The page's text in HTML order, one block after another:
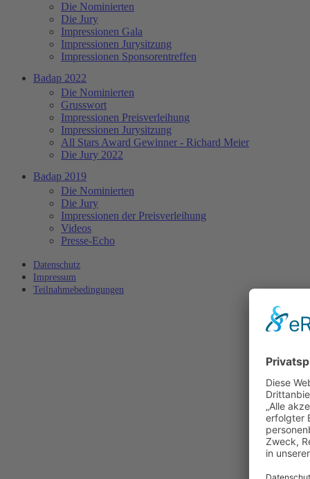
Die Nominierten
Die Jury
Impressionen Gala
Impressionen Jurysitzung
Impressionen Sponsorentreffen
Badap 2022
Die Nominierten
Grusswort
Impressionen Preisverleihung
Impressionen Jurysitzung
All Stars Award Gewinner - Richard Meier
Die Jury 2022
Badap 2019
Die Nominierten
Die Jury
Impressionen der Preisverleihung
Videos
Presse-Echo
Datenschutz
Impressum
Teilnahmebedingungen